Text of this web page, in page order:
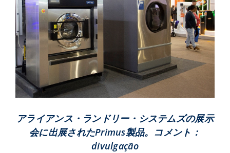
アライアンス・ランドリー・システムズの展示
会に出展されたPrimus製品。コメント：
divulgação